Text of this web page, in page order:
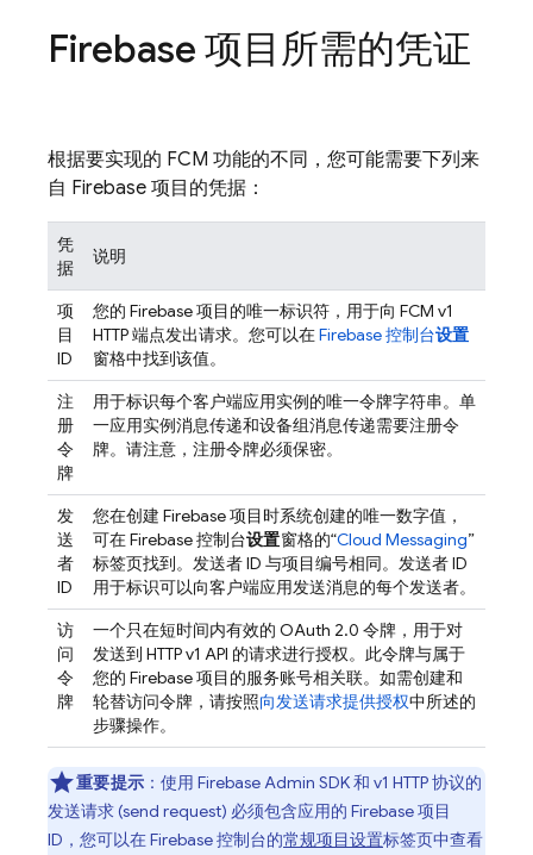
Firebase 项目所需的凭证
根据要实现的 FCM 功能的不同，您可能需要下列来
自 Firebase 项目的凭据：
凭
据
说明
项
目
ID
您的 Firebase 项目的唯一标识符，用于向 FCM v1
HTTP 端点发出请求。您可以在Firebase控制台设置
窗格中找到该值。
注
册
令
牌
用于标识每个客户端应用实例的唯一令牌字符串。单
一应用实例消息传递和设备组消息传递需要注册令
牌。请注意，注册令牌必须保密。
发
送
者
ID
您在创建 Firebase 项目时系统创建的唯一数字值，
可在Firebase控制台设置窗格的“Cloud Messaging”
标签页找到。发送者 ID 与项目编号相同。发送者 ID
用于标识可以向客户端应用发送消息的每个发送者。
访
问
令
牌
一个只在短时间内有效的 OAuth 2.0 令牌，用于对
发送到 HTTP v1 API 的请求进行授权。此令牌与属于
您的 Firebase 项目的服务账号相关联。如需创建和
轮替访问令牌，请按照向发送请求提供授权中所述的
步骤操作。
重要提示 ：使用 FirebaseAdmin SDK和 v1 HTTP 协议的
发送请求 (send request) 必须包含应用的 Firebase 项目
ID，您可以在Firebase控制台的常规项目设置标签页中查看